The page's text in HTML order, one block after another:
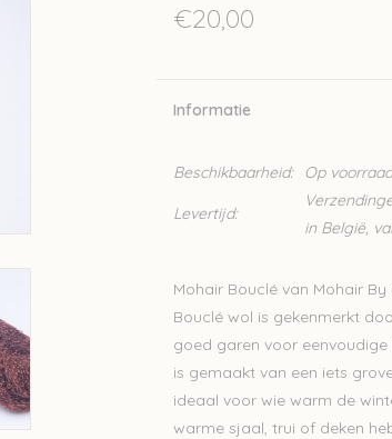
€20,00
Informatie
Beschikbaarheid: Op voorraad
Levertijd:
in België,
Mohair Bouclé van Mohair
Bouclé wol is gekenmerkt
goed garen voor
is gemaakt van een iets
ideaal voor wie warm de
warme sjaal, trui of deken